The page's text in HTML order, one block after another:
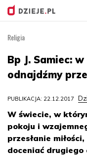
Religia
Bp J. Samiec:
odnajdźmy
PUBLIKACJA: 22.12.2017
W świecie, w
pokoju i
przesłanie
doceniać drugiego